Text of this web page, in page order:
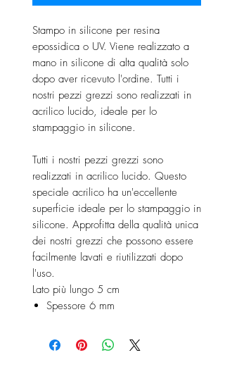
Stampo in silicone per resina
epossidica o UV. Viene realizzato a
mano in silicone di alta qualità solo
dopo aver ricevuto l'ordine. Tutti i
nostri pezzi grezzi sono realizzati in
acrilico lucido, ideale per lo
stampaggio in silicone.
Tutti i nostri pezzi grezzi sono
realizzati in acrilico lucido. Questo
speciale acrilico ha un'eccellente
superficie ideale per lo stampaggio in
silicone. Approfitta della qualità unica
dei nostri grezzi che possono essere
facilmente lavati e riutilizzati dopo
l'uso.
Lato più lungo 5 cm
Spessore 6 mm